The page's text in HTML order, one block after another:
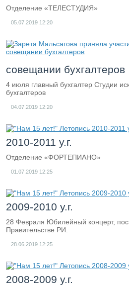
Отделение «ТЕЛЕСТУДИЯ»
05.07.2019 12:20
совещании бухгалтеров
4 июля главный бухгалтер Студии
бухгалтеров
04.07.2019 12:20
2010-2011 у.г.
Отделение «ФОРТЕПИАНО»
01.07.2019 12:25
2009-2010 у.г.
28 Февраля Юбилейный концерт,
Правительстве РИ.
28.06.2019 12:25
2008-2009 у.г.